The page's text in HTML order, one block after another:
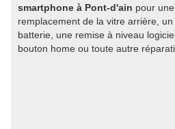
smartphone à Pont-d'ain pour
remplacement de la vitre arrière,
batterie, une remise à niveau
bouton home ou toute autre